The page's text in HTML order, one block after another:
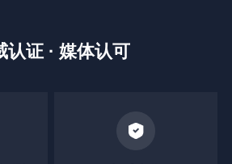
认证 · 媒体认可